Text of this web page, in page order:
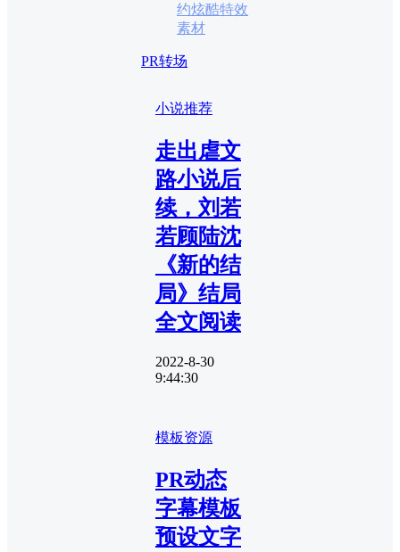
约炫酷特效
素材
PR转场
小说推荐
走出虐文
路小说后
续，刘若
若顾陆沈
《新的结
局》结局
全文阅读
2022-8-30
9:44:30
模板资源
PR动态
字幕模板
预设文字